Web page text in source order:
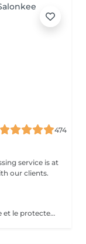
474
our clients.
Le pack comprend le shampooing spécifique et le protecteur REDKEN , la permanente avec les produits LOREAL PROFESSIONNEL , le conditionneur REDKEN , le séchage et les produits de styling REDKEN Option Coupe : la coupe IGORANCE (finition sur cheveux secs), le séchage et les produits de styling REDKEN. * Tarifs à titre indicatifs à confirmer après la consultation personnalisée établit auprès de votre coiffeur/stylist/spécialiste * La direction se réserve le droit d’apporter des modifications pour le bon fonctionnement du salon